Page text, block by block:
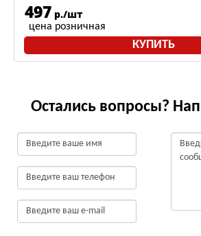
497 р./шт
цена розничная
КУПИТЬ
Остались вопросы?